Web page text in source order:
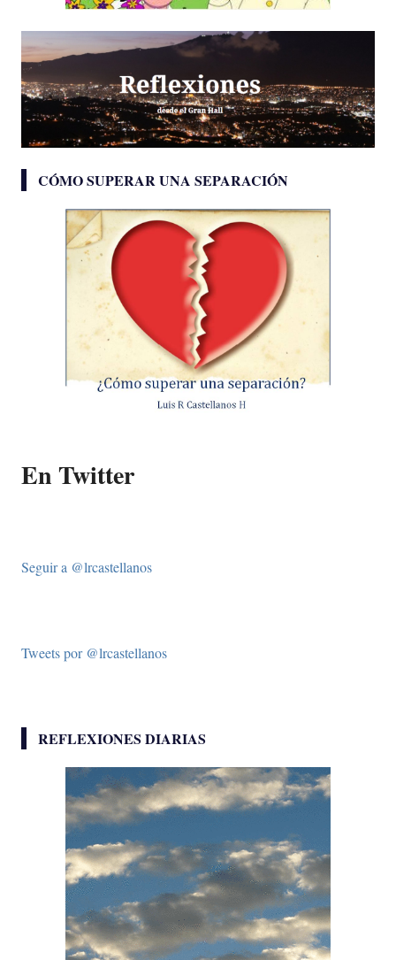
CÓMO SUPERAR UNA SEPARACIÓN
En Twitter
Seguir a @lrcastellanos
Tweets por @lrcastellanos
REFLEXIONES DIARIAS